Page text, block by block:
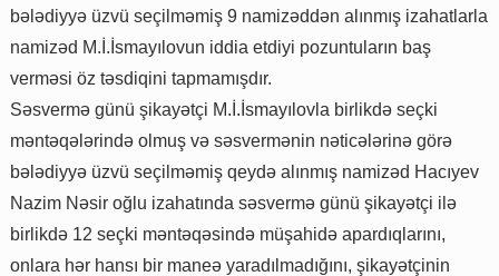
bələdiyyə üzvü seçilməmiş 9 namizəddən alınmış izahatlarla
namizəd M.İ.İsmayılovun iddia etdiyi pozuntuların baş
verməsi öz təsdiqini tapmamışdır.
Səsvermə günü şikayətçi M.İ.İsmayılovla birlikdə seçki
məntəqələrində olmuş və səsvermənin nəticələrinə görə
bələdiyyə üzvü seçilməmiş qeydə alınmış namizəd Hacıyev
Nazim Nəsir oğlu izahatında səsvermə günü şikayətçi ilə
birlikdə 12 seçki məntəqəsində müşahidə apardıqlarını,
onlara hər hansı bir maneə yaradılmadığını, şikayətçinin